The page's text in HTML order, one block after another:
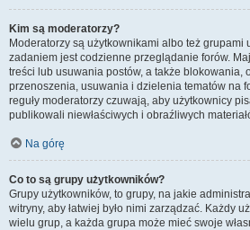
Kim są moderatorzy?
Moderatorzy są użytkownikami albo też grupami
zadaniem jest codzienne przeglądanie forów.
treści lub usuwania postów, a także blokowania,
przenoszenia, usuwania i dzielenia tematów na
reguły moderatorzy czuwają, aby użytkownicy
publikowali niewłaściwych i obraźliwych
Na górę
Co to są grupy użytkowników?
Grupy użytkowników, to grupy, na jakie
witryny, aby łatwiej było nimi zarządzać. Każdy
wielu grup, a każda grupa może mieć swoje